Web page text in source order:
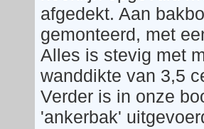
afgedekt. Aan
gemonteerd, met
Alles is stevig met
wanddikte van 3,5
Verder is in onze
'ankerbak'